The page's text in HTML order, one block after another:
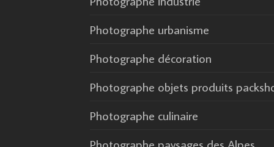
Photographe urbanisme
Photographe décoration
Photographe objets produits
Photographe culinaire
Photographe paysages des Alpes